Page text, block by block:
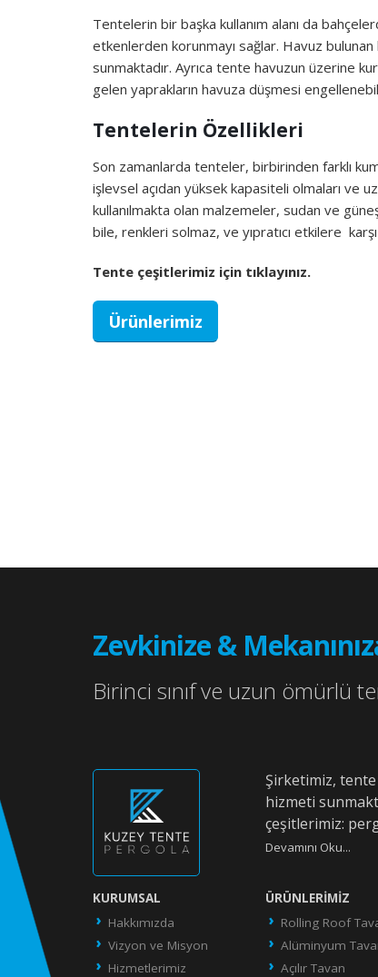
Tentelerin bir başka kullanım alanı da
etkenlerden korunmayı sağlar. Havuz
sunmaktadır. Ayrıca tente havuzun üzerine
gelen yaprakların havuza düşmesi
Tentelerin Özellikleri
Son zamanlarda tenteler, birbirinden farklı
işlevsel açıdan yüksek kapasiteli olmaları ve
kullanılmakta olan malzemeler, sudan ve
bile, renkleri solmaz, ve yıpratıcı etkilere karşı
Tente çeşitlerimiz için tıklayınız.
Ürünlerimiz
Zevkinize &
Birinci sınıf ve uzun ömürlü
Şirketimiz,
hizmeti
çeşitlerimiz:
Devamını Oku...
KURUMSAL
Hakkımızda
Vizyon ve Misyon
Hizmetlerimiz
ÜRÜNLERIMIZ
Rolling Roof
Alüminyum
Açılır Tavan